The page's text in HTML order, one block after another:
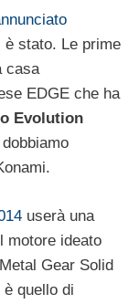
è stato. Le prime
casa
EDGE che ha
Evolution
userà una
motore ideato
Gear Solid
è quello di